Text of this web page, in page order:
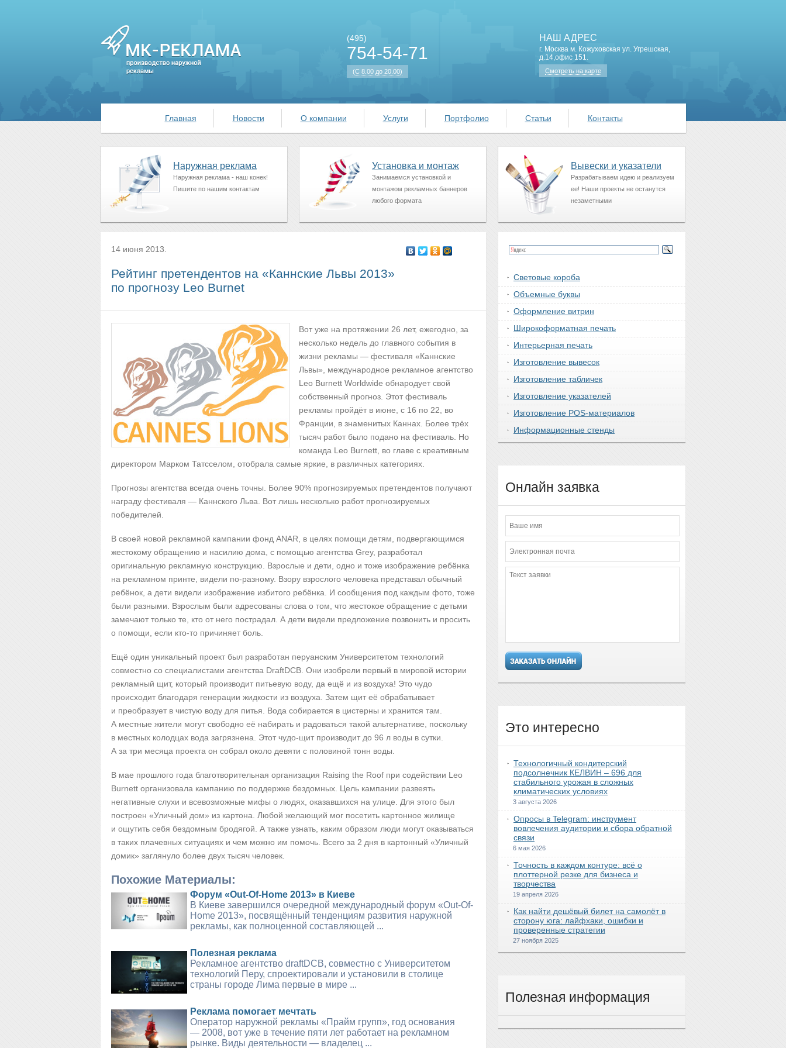
(495)
754-54-71
(С 8.00 до 20.00)
НАШ АДРЕС
г. Москва м. Кожуховская ул. Угрешская,
д.14,офис 151.
Смотреть на карте
Главная Новости О компании Услуги Портфолио Статьи Контакты
Наружная реклама
Наружная реклама - наш конек!
Пишите по нашим контактам
Установка и монтаж
Занимаемся установкой и
монтажом рекламных баннеров
любого формата
Вывески и указатели
Разрабатываем идею и реализуем
ее! Наши проекты не останутся
незаметными
14 июня 2013.
Рейтинг претендентов на «Каннские Львы 2013»
по прогнозу Leo Burnet
Вот уже на протяжении 26 лет, ежегодно, за
несколько недель до главного события в
жизни рекламы — фестиваля «Каннские
Львы», международное рекламное агентство
Leo Burnett Worldwide обнародует свой
собственный прогноз. Этот фестиваль
рекламы пройдёт в июне, с 16 по 22, во
Франции, в знаменитых Каннах. Более трёх
тысяч работ было подано на фестиваль. Но
команда Leo Burnett, во главе с креативным
директором Марком Татсселом, отобрала самые яркие, в различных категориях.
Прогнозы агентства всегда очень точны. Более 90% прогнозируемых претендентов получают
награду фестиваля — Каннского Льва. Вот лишь несколько работ прогнозируемых
победителей.
В своей новой рекламной кампании фонд ANAR, в целях помощи детям, подвергающимся
жестокому обращению и насилию дома, с помощью агентства Grey, разработал
оригинальную рекламную конструкцию. Взрослые и дети, одно и тоже изображение ребёнка
на рекламном принте, видели по-разному. Взору взрослого человека представал обычный
ребёнок, а дети видели изображение избитого ребёнка. И сообщения под каждым фото, тоже
были разными. Взрослым были адресованы слова о том, что жестокое обращение с детьми
замечают только те, кто от него пострадал. А дети видели предложение позвонить и просить
о помощи, если кто-то причиняет боль.
Ещё один уникальный проект был разработан перуанским Университетом технологий
совместно со специалистами агентства DraftDCB. Они изобрели первый в мировой истории
рекламный щит, который производит питьевую воду, да ещё и из воздуха! Это чудо
происходит благодаря генерации жидкости из воздуха. Затем щит её обрабатывает
и преобразует в чистую воду для питья. Вода собирается в цистерны и хранится там.
А местные жители могут свободно её набирать и радоваться такой альтернативе, поскольку
в местных колодцах вода загрязнена. Этот чудо-щит производит до 96 л воды в сутки.
А за три месяца проекта он собрал около девяти с половиной тонн воды.
В мае прошлого года благотворительная организация Raising the Roof при содействии Leo
Burnett организовала кампанию по поддержке бездомных. Цель кампании развеять
негативные слухи и всевозможные мифы о людях, оказавшихся на улице. Для этого был
построен «Уличный дом» из картона. Любой желающий мог посетить картонное жилище
и ощутить себя бездомным бродягой. А также узнать, каким образом люди могут оказываться
в таких плачевных ситуациях и чем можно им помочь. Всего за 2 дня в картонный «Уличный
домик» заглянуло более двух тысяч человек.
Похожие Материалы:
Форум «Out-Of-Home 2013» в Киеве
В Киеве завершился очередной международный форум «Out-Of-
Home 2013», посвящённый тенденциям развития наружной
рекламы, как полноценной составляющей ...
Полезная реклама
Рекламное агентство draftDCB, совместно с Университетом
технологий Перу, спроектировали и установили в столице
страны городе Лима первые в мире ...
Реклама помогает мечтать
Оператор наружной рекламы «Прайм групп», год основания
— 2008, вот уже в течение пяти лет работает на рекламном
рынке. Виды деятельности — владелец ...
Световые короба
Объемные буквы
Оформление витрин
Широкоформатная печать
Интерьерная печать
Изготовление вывесок
Изготовление табличек
Изготовление указателей
Изготовление POS-материалов
Информационные стенды
Онлайн заявка
Это интересно
Технологичный кондитерский
подсолнечник КЕЛВИН – 696 для
стабильного урожая в сложных
климатических условиях
3 августа 2026
Опросы в Telegram: инструмент
вовлечения аудитории и сбора обратной
связи
6 мая 2026
Точность в каждом контуре: всё о
плоттерной резке для бизнеса и
творчества
19 апреля 2026
Как найти дешёвый билет на самолёт в
сторону юга: лайфхаки, ошибки и
проверенные стратегии
27 ноября 2025
Полезная информация